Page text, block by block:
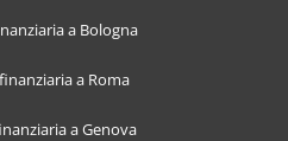
a Bologna
a Roma
a Genova